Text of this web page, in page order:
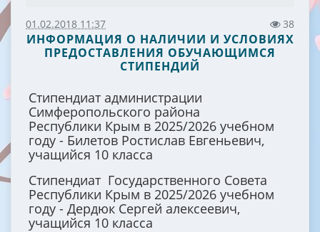
01.02.2018 11:37 38
ИНФОРМАЦИЯ О НАЛИЧИИ И УСЛОВИЯХ
ПРЕДОСТАВЛЕНИЯ ОБУЧАЮЩИМСЯ
СТИПЕНДИЙ
Стипендиат администрации
Симферопольского района
Республики Крым в 2025/2026 учебном
году - Билетов Ростислав Евгеньевич,
учащийся 10 класса
Стипендиат Государственного Совета
Республики Крым в 2025/2026 учебном
году - Дердюк Сергей алексеевич,
учащийся 10 класса